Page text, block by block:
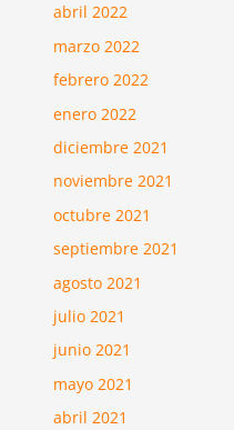
abril 2022
marzo 2022
febrero 2022
enero 2022
diciembre 2021
noviembre 2021
octubre 2021
septiembre 2021
agosto 2021
julio 2021
junio 2021
mayo 2021
abril 2021